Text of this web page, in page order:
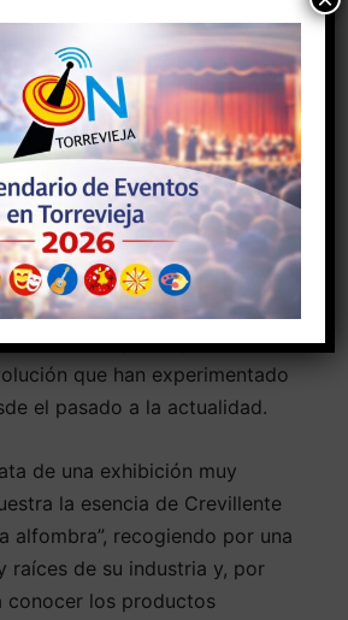
a principios y
pasado visualizando los oficios
mismo. Asimismo, se muestran
de alto valor como son
y coloreados a mano así como
característicos de la tejeduría,
sus componentes.
la imagen visual, se
ininterrumpida un vídeo de
en el que se podrá
que han experimentado
el pasado a la actualidad.
de una exhibición muy
la esencia de Crevillente
alfombra”, recogiendo por una
raíces de su industria y, por
conocer los productos